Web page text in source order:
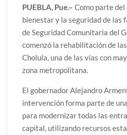
PUEBLA, Pue.– Como parte del
bienestar y la seguridad de las
de Seguridad Comunitaria del
comenzó la rehabilitación de
Cholula, una de las vías con
zona metropolitana.
El gobernador Alejandro
intervención forma parte de
para modernizar todas las
capital, utilizando recursos